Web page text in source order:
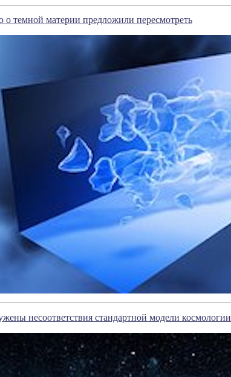
о темной материи предложили пересмотреть
несоответствия стандартной модели космологии